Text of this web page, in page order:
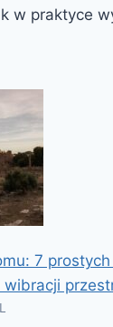
w praktyce
7
wibracji